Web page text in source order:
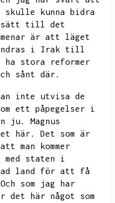
skulle kunna bidra
sätt till det
är att läget
i Irak till
ha stora reformer
sånt där.
inte utvisa de
ett påpegelser i
ju.
Magnus
här.
Det som är
man kommer
med staten i
land för att få
Och som jag har
här något som